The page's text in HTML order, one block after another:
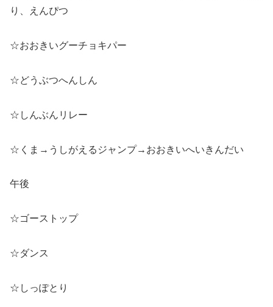
り、えんぴつ
☆おおきいグーチョキパー
☆どうぶつへんしん
☆しんぶんリレー
☆くま→うしがえるジャンプ→おおきいへいきんだい
午後
☆ゴーストップ
☆ダンス
☆しっぽとり